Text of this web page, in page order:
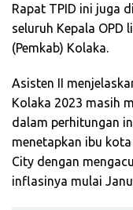
Rapat TPID ini juga
seluruh Kepala OPD
(Pemkab) Kolaka.
Asisten II
Kolaka 2023 masih
dalam perhitungan
menetapkan ibu
City dengan
inflasinya mulai